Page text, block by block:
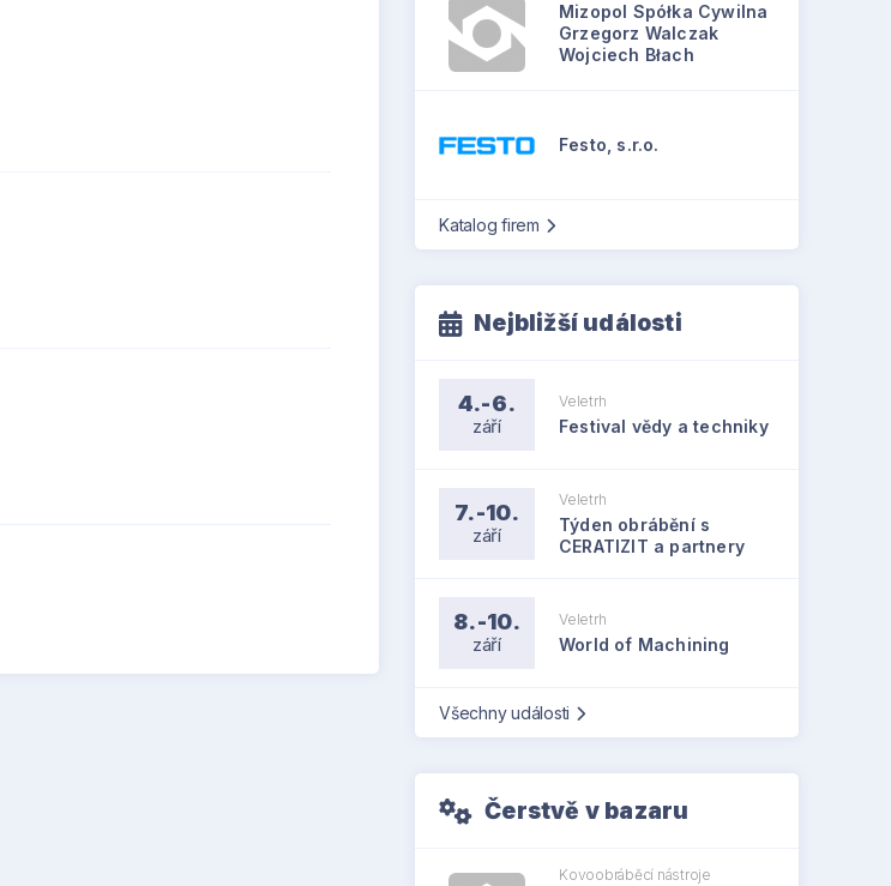
Mizopol Spółka Cywilna
Grzegorz Walczak
Wojciech Błach
Festo, s.r.o.
Katalog firem
Nejbližší události
4.-6.
září
Veletrh
Festival vědy a techniky
7.-10.
září
Veletrh
Týden obrábění s
CERATIZIT a partnery
8.-10.
září
Veletrh
World of Machining
Všechny události
Čerstvě v bazaru
Kovoobráběcí nástroje